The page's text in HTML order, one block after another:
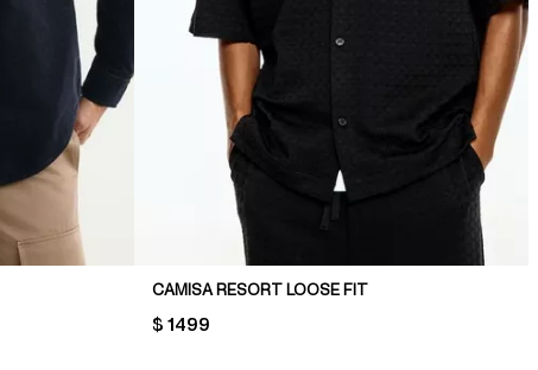
CAMISA RESORT LOOSE FIT
PRICE:
$ 1499